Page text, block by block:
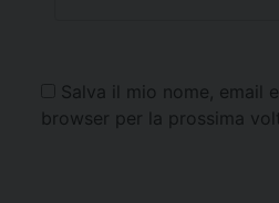
Salva il mio nome, email
browser per la prossima